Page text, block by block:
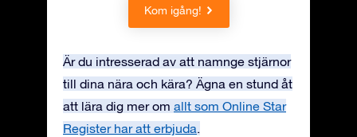
Kom igång!
Är du intresserad av att namnge stjärnor
till dina nära och kära? Ägna en stund åt
att lära dig mer om allt som Online Star
Register har att erbjuda.